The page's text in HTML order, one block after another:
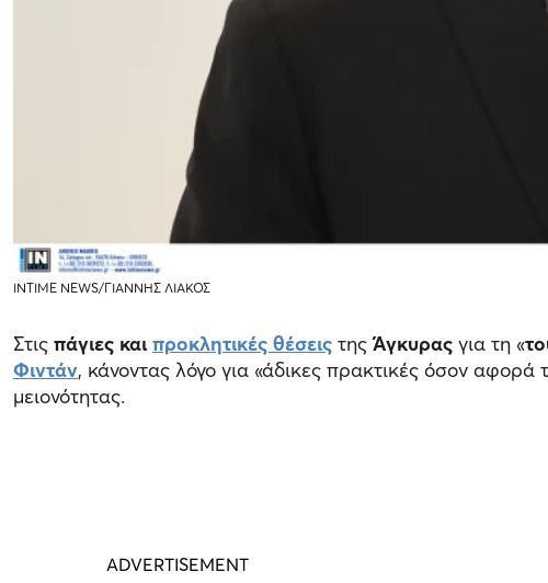
INTIME NEWS/ΓΙΑΝΝΗΣ ΛΙΑΚΟΣ
Στις πάγιες και προκλητικές θέσεις τηςΆγκυρας για τη «
Φιντάν, κάνοντας λόγο για «άδικες πρακτικές όσον
μειονότητας.